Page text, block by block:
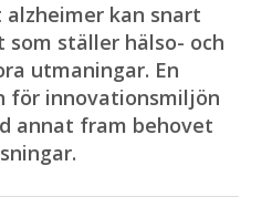
kan snart
som ställer hälso- och
utmaningar. En
för innovationsmiljön
annat fram behovet